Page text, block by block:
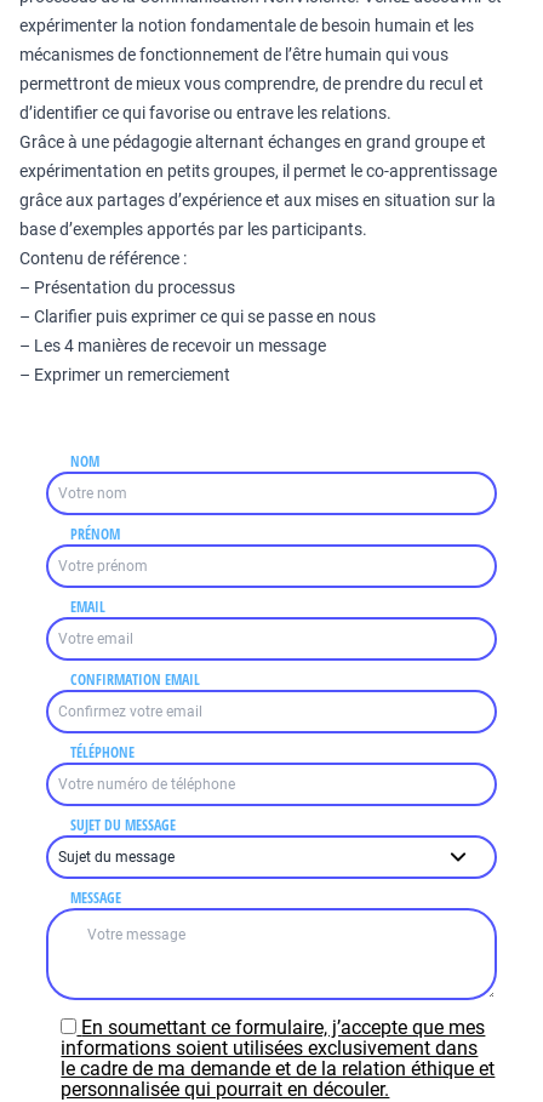
expérimenter la notion fondamentale de besoin humain et les
mécanismes de fonctionnement de l’être humain qui vous
permettront de mieux vous comprendre, de prendre du recul et
d’identifier ce qui favorise ou entrave les relations.
Grâce à une pédagogie alternant échanges en grand groupe et
expérimentation en petits groupes, il permet le co-apprentissage
grâce aux partages d’expérience et aux mises en situation sur la
base d’exemples apportés par les participants.
Contenu de référence :
– Présentation du processus
– Clarifier puis exprimer ce qui se passe en nous
– Les 4 manières de recevoir un message
– Exprimer un remerciement
NOM
PRÉNOM
EMAIL
CONFIRMATION EMAIL
TÉLÉPHONE
SUJET DU MESSAGE
MESSAGE
En soumettant ce formulaire, j’accepte que mes
informations soient utilisées exclusivement dans
le cadre de ma demande et de la relation éthique et
personnalisée qui pourrait en découler.